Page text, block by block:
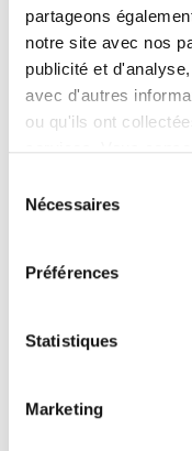
partageons
notre site avec nos
publicité et
avec d'autres
ou qu'ils ont
Nécessaires
Préférences
Statistiques
Marketing